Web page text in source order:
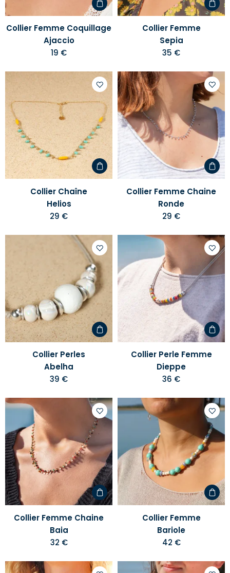
Collier Femme Coquillage
Ajaccio
19 €
Collier Femme
Sepia
35 €
Ajouter
votre
liste
d'envies
Collier Chaîne
Helios
29 €
à
votre
liste
Collier Femme Chaine
Ronde
29 €
Ajouter
à
votre
liste
d'envies
Collier Perles
Abelha
39 €
à
votre
liste
Collier Perle Femme
Dieppe
36 €
Ajouter
à
votre
liste
d'envies
Collier Femme Chaine
Baia
32 €
à
votre
Collier Femme
Bariole
42 €